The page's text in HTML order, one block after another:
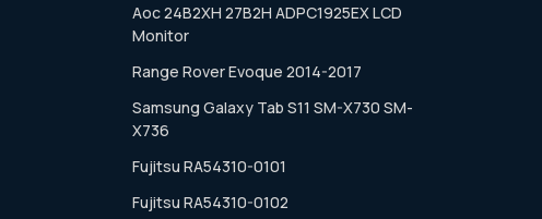
Aoc 24B2XH 27B2H ADPC1925EX LCD
Monitor
Range Rover Evoque 2014-2017
Samsung Galaxy Tab S11 SM-X730 SM-
X736
Fujitsu RA54310-0101
Fujitsu RA54310-0102